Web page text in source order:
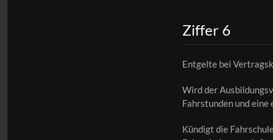
Ziffer 6
Entgelte bei
Wird der
Fahrstunden und
Kündigt die